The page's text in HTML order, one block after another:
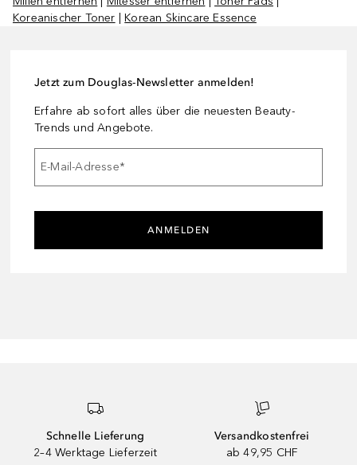
Koreanischer Toner |Korean Skincare Essence
Jetzt zum Douglas-Newsletter anmelden!
Erfahre ab sofort alles über die neuesten Beauty-
Trends und Angebote.
E-Mail-Adresse*
ANMELDEN
Schnelle Lieferung
2–4 Werktage Lieferzeit
Versandkostenfrei
ab 49,95 CHF